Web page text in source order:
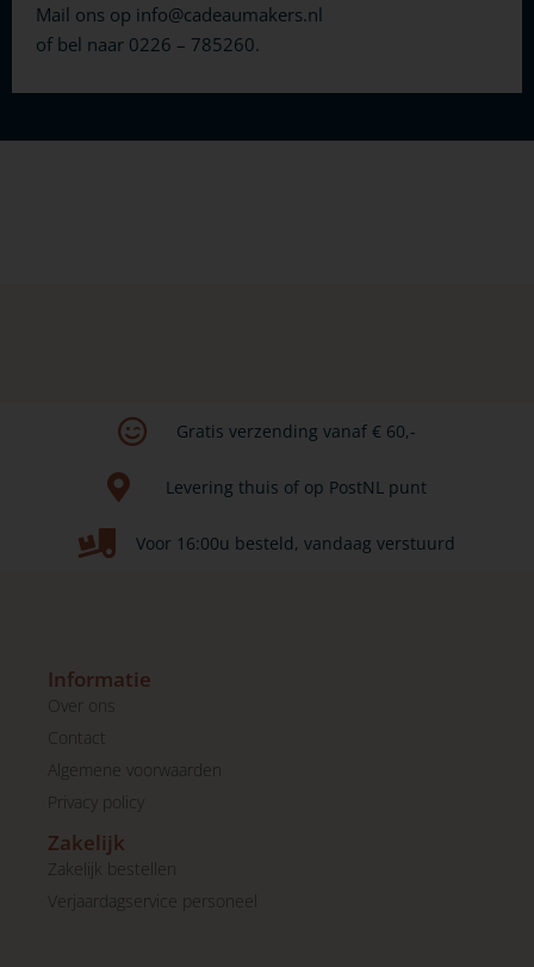
Mail ons op info@cadeaumakers.nl
of bel naar 0226 – 785260.
Gratis verzending vanaf € 60,-​
Levering thuis of op PostNL punt​
Voor 16:00u besteld, vandaag verstuurd
Informatie
Over ons
Contact
Algemene voorwaarden
Privacy policy
Zakelijk
Zakelijk bestellen
Verjaardagservice personeel